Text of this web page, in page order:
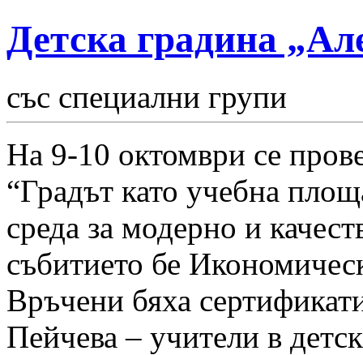
Детска градина
със специални групи
На 9-10 октомври се
“Градът като учебна
среда за модерно и
събитието бе
Връчени бяха
Пейчева – учители в